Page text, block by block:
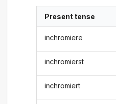
Present tense
inchromiere
inchromierst
inchromiert